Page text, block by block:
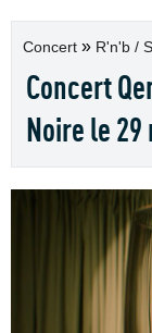
Concert » R'n'b /
Concert
Noire le 29